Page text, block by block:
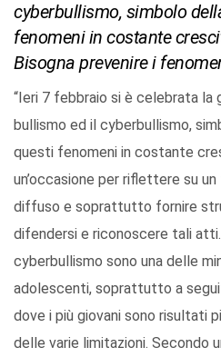
cyberbullismo, simbolo
fenomeni in costante
Bisogna prevenire i
“Ieri 7 febbraio si è celebrata la
bullismo ed il cyberbullismo,
questi fenomeni in costante
un’occasione per riflettere su
diffuso e soprattutto fornire
difendersi e riconoscere tali
cyberbullismo sono una delle
adolescenti, soprattutto a
dove i più giovani sono risultati
delle varie limitazioni. Secondo